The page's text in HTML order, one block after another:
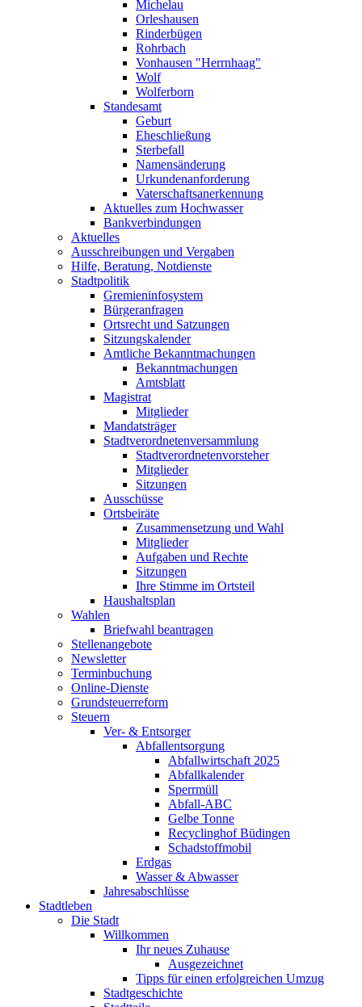
Michelau
Orleshausen
Rinderbügen
Rohrbach
Vonhausen "Herrnhaag"
Wolf
Wolferborn
Standesamt
Geburt
Eheschließung
Sterbefall
Namensänderung
Urkundenanforderung
Vaterschaftsanerkennung
Aktuelles zum Hochwasser
Bankverbindungen
Aktuelles
Ausschreibungen und Vergaben
Hilfe, Beratung, Notdienste
Stadtpolitik
Gremieninfosystem
Bürgeranfragen
Ortsrecht und Satzungen
Sitzungskalender
Amtliche Bekanntmachungen
Bekanntmachungen
Amtsblatt
Magistrat
Mitglieder
Mandatsträger
Stadtverordnetenversammlung
Stadtverordnetenvorsteher
Mitglieder
Sitzungen
Ausschüsse
Ortsbeiräte
Zusammensetzung und Wahl
Mitglieder
Aufgaben und Rechte
Sitzungen
Ihre Stimme im Ortsteil
Haushaltsplan
Wahlen
Briefwahl beantragen
Stellenangebote
Newsletter
Terminbuchung
Online-Dienste
Grundsteuerreform
Steuern
Ver- & Entsorger
Abfallentsorgung
Abfallwirtschaft 2025
Abfallkalender
Sperrmüll
Abfall-ABC
Gelbe Tonne
Recyclinghof Büdingen
Schadstoffmobil
Erdgas
Wasser & Abwasser
Jahresabschlüsse
Stadtleben
Die Stadt
Willkommen
Ihr neues Zuhause
Ausgezeichnet
Tipps für einen erfolgreichen Umzug
Stadtgeschichte